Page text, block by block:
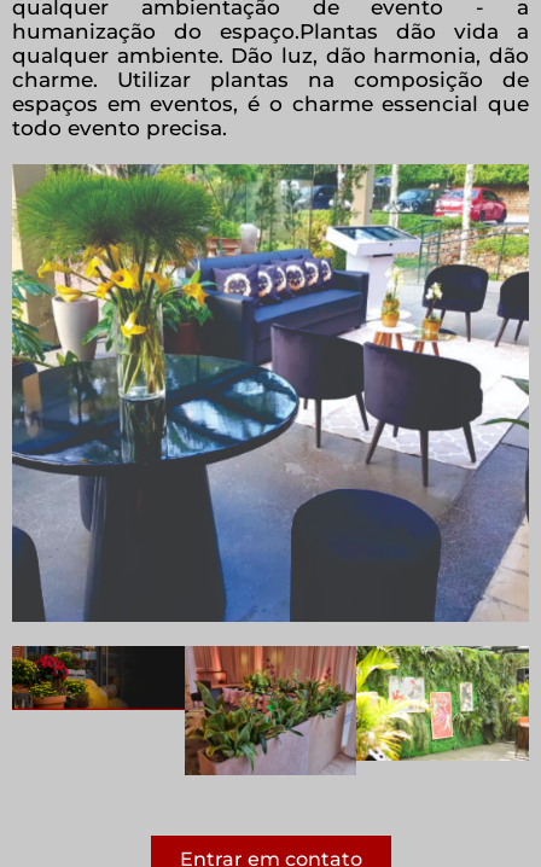
qualquer ambientação de evento - a
humanização do espaço.ㅤㅤㅤㅤㅤㅤㅤㅤㅤㅤㅤㅤㅤㅤㅤㅤㅤㅤㅤㅤㅤㅤㅤㅤㅤㅤㅤㅤㅤㅤㅤㅤㅤㅤㅤㅤㅤㅤㅤㅤㅤㅤㅤㅤㅤㅤㅤㅤㅤㅤㅤㅤㅤㅤㅤㅤㅤㅤㅤㅤㅤㅤㅤㅤㅤㅤㅤㅤㅤPlantas dão vida a
qualquer ambiente. Dão luz, dão harmonia, dão
charme. ㅤㅤㅤㅤㅤㅤㅤㅤㅤㅤㅤㅤㅤㅤㅤㅤㅤㅤㅤㅤㅤㅤㅤㅤㅤㅤㅤㅤㅤㅤㅤㅤㅤㅤㅤㅤㅤㅤㅤㅤㅤㅤㅤㅤㅤㅤㅤㅤㅤㅤㅤㅤㅤㅤㅤㅤㅤㅤㅤㅤㅤㅤㅤㅤㅤㅤㅤㅤㅤㅤㅤㅤㅤㅤㅤㅤㅤㅤㅤㅤㅤㅤㅤㅤㅤㅤUtilizar plantas na composição de
espaços em eventos, é o charme essencial que
todo evento precisa.
Entrar em contato